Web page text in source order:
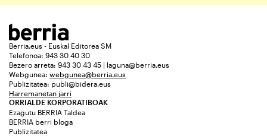
Berria.eus - Euskal Editorea SM
Telefonoa: 943 30 40 30
Bezero arreta: 943 30 43 45 | laguna@berria.eus
Webgunea: webgunea@berria.eus
Publizitatea: publi@bidera.eus
Harremanetan jarri
ORRIALDE KORPORATIBOAK
Ezagutu BERRIA Taldea
BERRIA berri bloga
Publizitatea